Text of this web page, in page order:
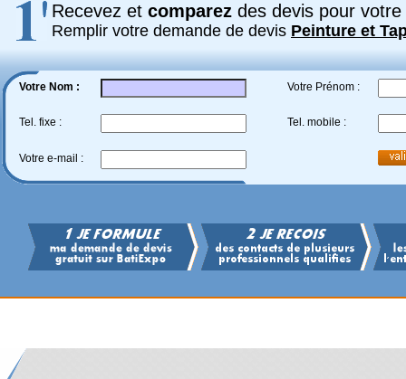
Recevez et comparez des devis pour votre
Remplir votre demande de devis Peinture et
Votre Nom : Votre Prénom :
Tel. fixe : Tel. mobile :
Votre e-mail :